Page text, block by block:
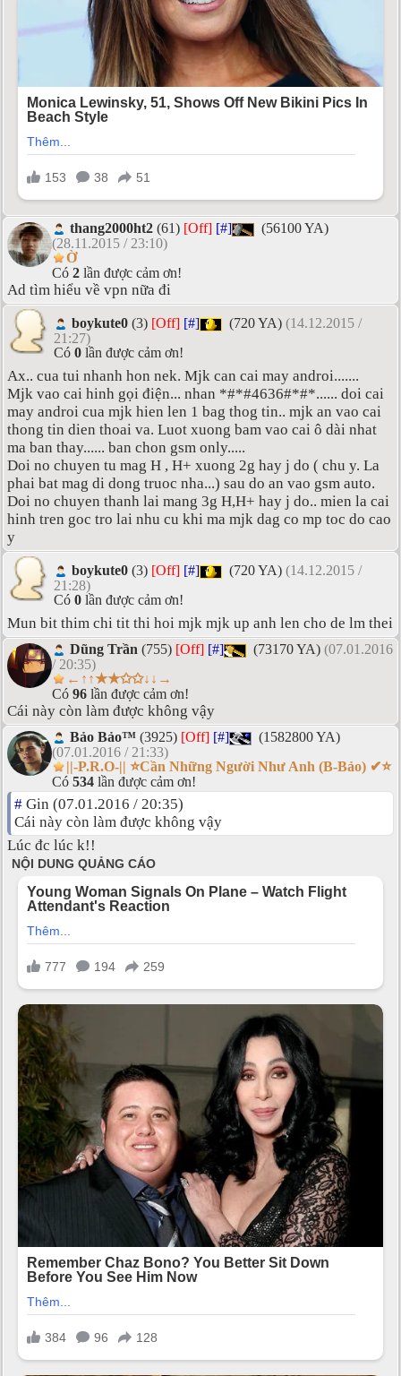
thang2000ht2 (61) [Off] [#]
(56100 YA)
(28.11.2015 / 23:10)
Ờ
Có 2 lần được cảm ơn!
Ad tìm hiểu về vpn nữa đi
boykute0 (3) [Off] [#] (720 YA) (14.12.2015 /
21:27)
Có 0 lần được cảm ơn!
Ax.. cua tui nhanh hon nek. Mjk can cai may androi.......
Mjk vao cai hinh gọi điện... nhan *#*#4636#*#*...... doi cai
may androi cua mjk hien len 1 bag thog tin.. mjk an vao cai
thong tin dien thoai va. Luot xuong bam vao cai ô dài nhat
ma ban thay...... ban chon gsm only.....
Doi no chuyen tu mag H , H+ xuong 2g hay j do ( chu y. La
phai bat mag di dong truoc nha...) sau do an vao gsm auto.
Doi no chuyen thanh lai mang 3g H,H+ hay j do.. mien la cai
hinh tren goc tro lai nhu cu khi ma mjk dag co mp toc do cao
y
boykute0 (3) [Off] [#] (720 YA) (14.12.2015 /
21:28)
Có 0 lần được cảm ơn!
Mun bit thim chi tit thi hoi mjk mjk up anh len cho de lm thei
Dũng Trần (755) [Off] [#] (73170 YA) (07.01.2016
/ 20:35)
←↑↑★★✩✩↓↓→
Có 96 lần được cảm ơn!
Cái này còn làm được không vậy
Bảo Bảo™ (3925) [Off] [#]
(1582800 YA)
(07.01.2016 / 21:33)
||-P.R.O-|| ⭐Cần Những Người Như Anh (B-Bảo) ✔⭐
Có 534 lần được cảm ơn!
# Gin (07.01.2016 / 20:35)
Cái này còn làm được không vậy
Lúc đc lúc k!!